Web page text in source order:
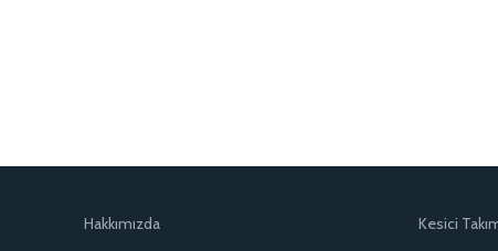
Hakkımızda Kesici